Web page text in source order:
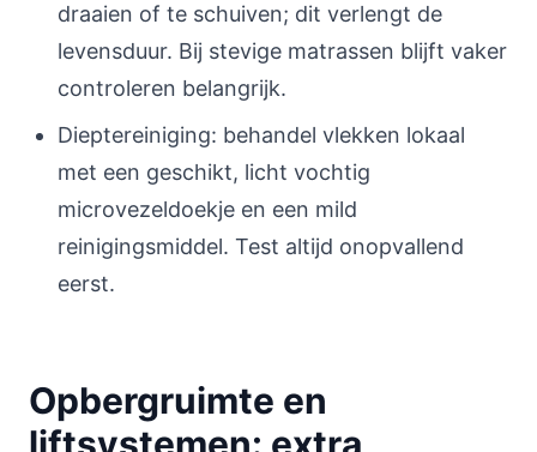
draaien of te schuiven; dit verlengt de
levensduur. Bij stevige matrassen blijft vaker
controleren belangrijk.
Dieptereiniging: behandel vlekken lokaal
met een geschikt, licht vochtig
microvezeldoekje en een mild
reinigingsmiddel. Test altijd onopvallend
eerst.
Opbergruimte en